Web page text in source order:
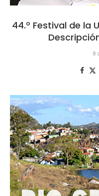
44.º Festival de la
8